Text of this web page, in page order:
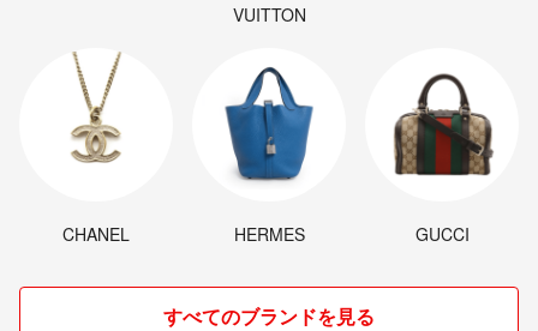
VUITTON
CHANEL HERMES GUCCI
すべてのブランドを見る